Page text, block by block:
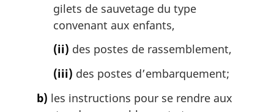
gilets de sauvetage du type
convenant aux enfants,
(ii) des postes de rassemblement,
(iii) des postes d’embarquement;
b) les instructions pour se rendre aux